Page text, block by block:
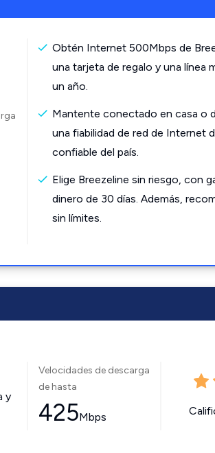
Obtén Internet 500Mbps de
una tarjeta de regalo y una línea
un año.
Mantente conectado en casa o
una fiabilidad de red de Internet
confiable del país.
Elige Breezeline sin riesgo, con
dinero de 30 días. Además,
sin límites.
y
Velocidades de descarga
de hasta
425Mbps